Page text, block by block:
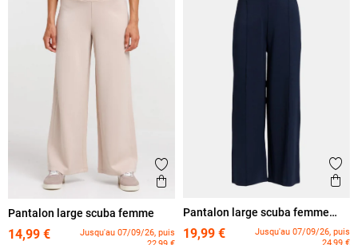
Ajouter aux favoris
Aperçu rapide
Pantalon large scuba femme
14,99 €
Jusqu'au 07/09/26, puis
Pantalon large scuba femme
19,99 €
Jusqu'au 07/09/26, puis
24,99 €